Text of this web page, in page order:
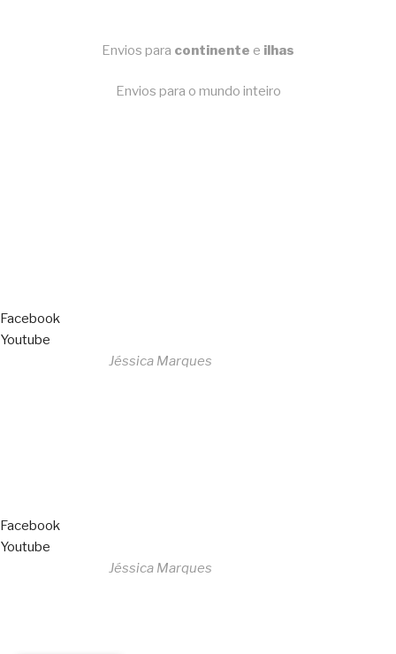
Envios para continente e ilhas
Envios para o mundo inteiro
Facebook
Youtube
Jéssica Marques
Facebook
Youtube
Jéssica Marques